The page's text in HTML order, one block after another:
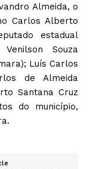
Almeida, o
Carlos Alberto
estadual
Souza
Luís Carlos
de Almeida
Santana Cruz
do município,